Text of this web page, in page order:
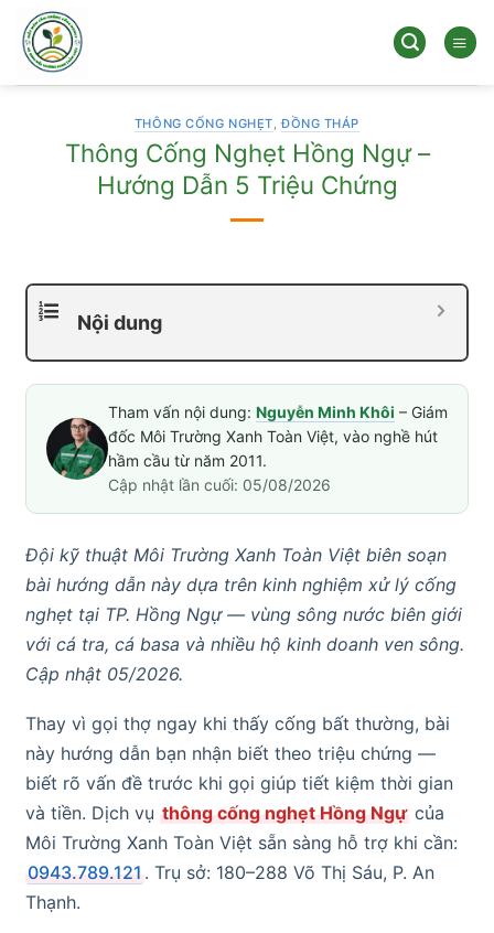
qua
dung
THÔNG CỐNG NGHẸT,ĐỒNG THÁP
Thông Cống Nghẹt Hồng Ngự –
Hướng Dẫn 5 Triệu Chứng
Nội dung
Tham vấn nội dung: Nguyễn Minh Khôi – Giám
đốc Môi Trường Xanh Toàn Việt, vào nghề hút
hầm cầu từ năm 2011.
Cập nhật lần cuối: 05/08/2026
Đội kỹ thuật Môi Trường Xanh Toàn Việt biên soạn
bài hướng dẫn này dựa trên kinh nghiệm xử lý cống
nghẹt tại TP. Hồng Ngự — vùng sông nước biên giới
với cá tra, cá basa và nhiều hộ kinh doanh ven sông.
Cập nhật 05/2026.
Thay vì gọi thợ ngay khi thấy cống bất thường, bài
này hướng dẫn bạn nhận biết theo triệu chứng —
biết rõ vấn đề trước khi gọi giúp tiết kiệm thời gian
và tiền. Dịch vụ thông cống nghẹt Hồng Ngự của
Môi Trường Xanh Toàn Việt sẵn sàng hỗ trợ khi cần:
0943.789.121 . Trụ sở: 180–288 Võ Thị Sáu, P. An
Thạnh.